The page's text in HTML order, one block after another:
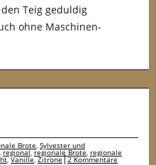
Teig geduldig
ohne Maschinen-
Brote, Sylvester und
,regional,regionale Brote, regionale
,Vanille,Zitrone 2 Kommentare